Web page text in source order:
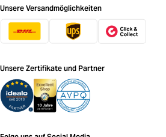
Unsere Versandmöglichkeiten
Unsere Zertifikate und Partner